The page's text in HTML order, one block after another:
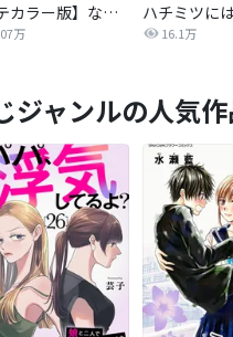
【タテカラー版】なまいきざかり。
万
ハチミツに
16.1万
ジャンルの人気